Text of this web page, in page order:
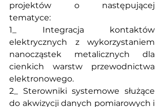
projektów o następującej
tematyce:
1_ Integracja kontaktów
elektrycznych z wykorzystaniem
nanocząstek metalicznych dla
cienkich warstw przewodnictwa
elektronowego.
2_ Sterowniki systemowe służące
do akwizycji danych pomiarowych i